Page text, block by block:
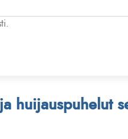
huijauspuhelut